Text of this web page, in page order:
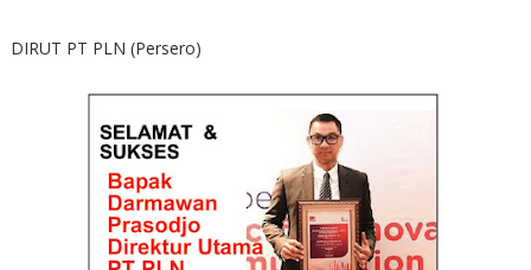
DIRUT PT PLN (Persero)